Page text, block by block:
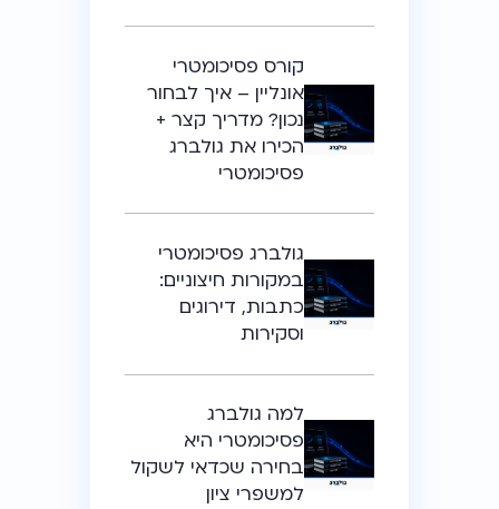
קורס פסיכומטרי
אונליין – איך לבחור
נכון? מדריך קצר +
הכירו את גולברג
פסיכומטרי
גולברג פסיכומטרי
במקורות חיצוניים:
כתבות, דירוגים
וסקירות
למה גולברג
פסיכומטרי היא
בחירה שכדאי לשקול
למשפרי ציון